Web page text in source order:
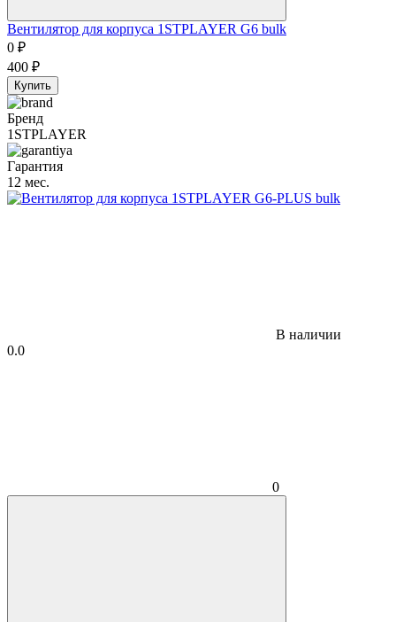
Вентилятор для корпуса 1STPLAYER G6 bulk
0 ₽
400 ₽
Купить
Бренд
1STPLAYER
Гарантия
12 мес.
В наличии
0.0
0